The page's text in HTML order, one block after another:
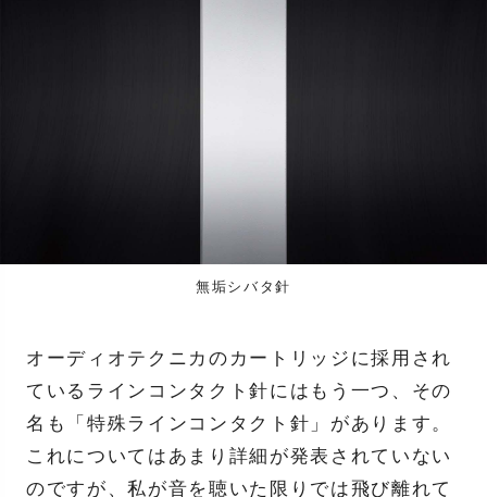
無垢シバタ針
オーディオテクニカのカートリッジに採用され
ているラインコンタクト針にはもう一つ、その
名も「特殊ラインコンタクト針」があります。
これについてはあまり詳細が発表されていない
のですが、私が音を聴いた限りでは飛び離れて